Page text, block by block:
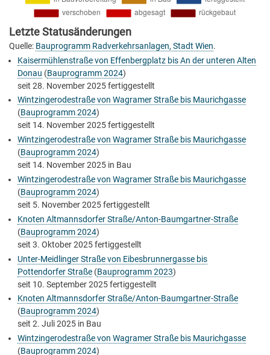
Letzte Statusänderungen
Quelle: Bauprogramm Radverkehrsanlagen, Stadt Wien.
Kaisermühlenstraße von Effenbergplatz bis An der unteren Alten
Donau (Bauprogramm 2024)
seit 28. November 2025fertiggestellt
Wintzingerodestraße von Wagramer Straße bis Maurichgasse
(Bauprogramm 2024)
seit 14. November 2025fertiggestellt
Wintzingerodestraße von Wagramer Straße bis Maurichgasse
(Bauprogramm 2024)
seit 14. November 2025 in Bau
Wintzingerodestraße von Wagramer Straße bis Maurichgasse
(Bauprogramm 2024)
seit 5. November 2025fertiggestellt
Knoten Altmannsdorfer Straße/Anton-Baumgartner-Straße
(Bauprogramm 2024)
seit 3. Oktober 2025fertiggestellt
Unter-Meidlinger Straße von Eibesbrunnergasse bis
Pottendorfer Straße (Bauprogramm 2023)
seit 10. September 2025fertiggestellt
Knoten Altmannsdorfer Straße/Anton-Baumgartner-Straße
(Bauprogramm 2024)
seit 2. Juli 2025 in Bau
Wintzingerodestraße von Wagramer Straße bis Maurichgasse
(Bauprogramm 2024)